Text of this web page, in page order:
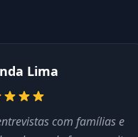
Lima
com famílias e